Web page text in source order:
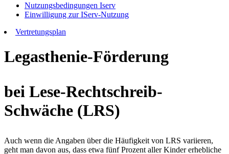
Nutzungsbedingungen Iserv
Einwilligung zur IServ-Nutzung
Vertretungsplan
Legasthenie-Förderung
bei Lese-Rechtschreib-
Schwäche (LRS)
Auch wenn die Angaben über die Häufigkeit von LRS variieren,
geht man davon aus, dass etwa fünf Prozent aller Kinder erhebliche